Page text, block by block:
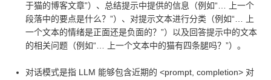
于猫的博客文章”）、总结提示中提供的信息（例如“… 上一个
段落中的要点是什么？”）、对提示文本进行分类（例如“… 上
一个文本的情绪是正面还是负面的？”）以及回答提示中的文本
的相关问题（例如“… 上一个文本中的猫有四条腿吗？”）。
对话模式是指 LLM 能够包含近期的 <prompt, completion> 对